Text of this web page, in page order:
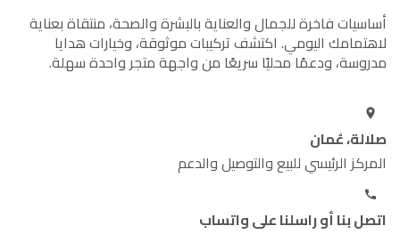
أساسيات فاخرة للجمال والعناية بالبشرة والصحة، منتقاة بعناية
لاهتمامك اليومي. اكتشف تركيبات موثوقة، وخيارات هدايا
مدروسة، ودعمًا محليًا سريعًا من واجهة متجر واحدة سهلة.
صلالة، عُمان
المركز الرئيسي للبيع والتوصيل والدعم
اتصل بنا أو راسلنا على واتساب